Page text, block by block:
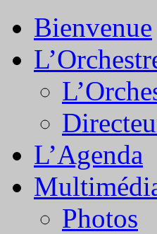
Bienvenue
L’Agenda
Photos